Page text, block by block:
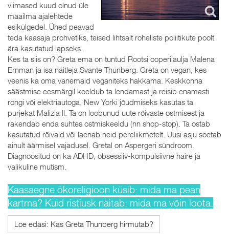
viimased kuud olnud üle
maailma ajalehtede
esikülgedel. Ühed peavad
teda kaasaja prohvetiks, teised lihtsalt roheliste poliitikute poolt
ära kasutatud lapseks.
Kes ta siis on? Greta ema on tuntud Rootsi ooperilaulja Malena
Ernman ja isa näitleja Svante Thunberg. Greta on vegan, kes
veenis ka oma vanemaid veganiteks hakkama. Keskkonna
säästmise eesmärgil keeldub ta lendamast ja reisib enamasti
rongi või elektriautoga. New Yorki jõudmiseks kasutas ta
purjekat Malizia II. Ta on loobunud uute rõivaste ostmisest ja
rakendab enda suhtes ostmiskeeldu (nn shop-stop). Ta ostab
kasutatud rõivaid või laenab neid pereliikmetelt. Uusi asju soetab
ainult äärmisel vajadusel. Gretal on Aspergeri sündroom.
Diagnoositud on ka ADHD, obsessiiv-kompulsiivne häire ja
valikuline mutism.
Kaasaegne ökoreligioon küsib: mida ma pean
kartma? Kuid ristiusk näitab: mida ma võin loota.
Loe edasi: Kas Greta Thunberg hirmutab?